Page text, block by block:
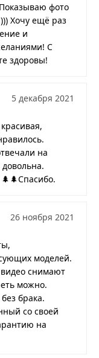
фото
Хочу ещё раз
и
С
здоровы!
5 декабря 2021
на
26 ноября 2021
моделей.
снимают
можно.
брака.
со своей
на